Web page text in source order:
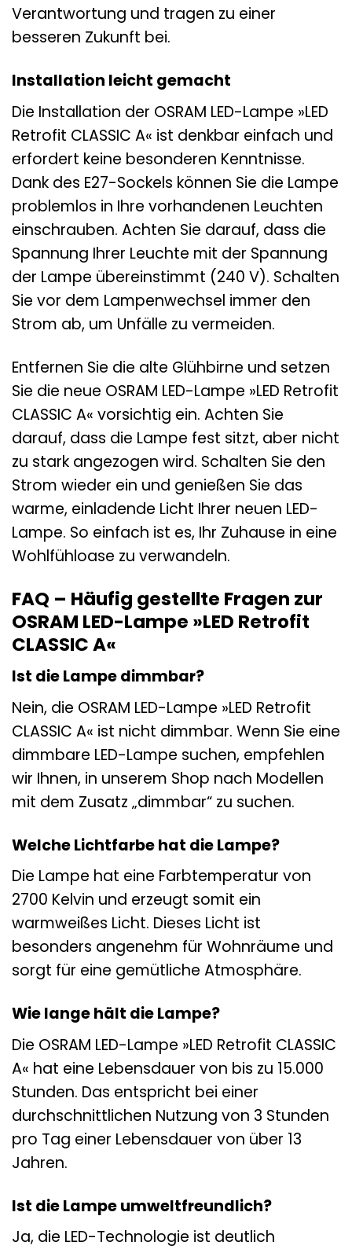
Verantwortung und tragen zu einer
besseren Zukunft bei.
Installation leicht gemacht
Die Installation der OSRAM LED-Lampe »LED
Retrofit CLASSIC A« ist denkbar einfach und
erfordert keine besonderen Kenntnisse.
Dank des E27-Sockels können Sie die Lampe
problemlos in Ihre vorhandenen Leuchten
einschrauben. Achten Sie darauf, dass die
Spannung Ihrer Leuchte mit der Spannung
der Lampe übereinstimmt (240 V). Schalten
Sie vor dem Lampenwechsel immer den
Strom ab, um Unfälle zu vermeiden.
Entfernen Sie die alte Glühbirne und setzen
Sie die neue OSRAM LED-Lampe »LED Retrofit
CLASSIC A« vorsichtig ein. Achten Sie
darauf, dass die Lampe fest sitzt, aber nicht
zu stark angezogen wird. Schalten Sie den
Strom wieder ein und genießen Sie das
warme, einladende Licht Ihrer neuen LED-
Lampe. So einfach ist es, Ihr Zuhause in eine
Wohlfühloase zu verwandeln.
FAQ – Häufig gestellte Fragen zur
OSRAM LED-Lampe »LED Retrofit
CLASSIC A«
Ist die Lampe dimmbar?
Nein, die OSRAM LED-Lampe »LED Retrofit
CLASSIC A« ist nicht dimmbar. Wenn Sie eine
dimmbare LED-Lampe suchen, empfehlen
wir Ihnen, in unserem Shop nach Modellen
mit dem Zusatz „dimmbar“ zu suchen.
Welche Lichtfarbe hat die Lampe?
Die Lampe hat eine Farbtemperatur von
2700 Kelvin und erzeugt somit ein
warmweißes Licht. Dieses Licht ist
besonders angenehm für Wohnräume und
sorgt für eine gemütliche Atmosphäre.
Wie lange hält die Lampe?
Die OSRAM LED-Lampe »LED Retrofit CLASSIC
A« hat eine Lebensdauer von bis zu 15.000
Stunden. Das entspricht bei einer
durchschnittlichen Nutzung von 3 Stunden
pro Tag einer Lebensdauer von über 13
Jahren.
Ist die Lampe umweltfreundlich?
Ja, die LED-Technologie ist deutlich